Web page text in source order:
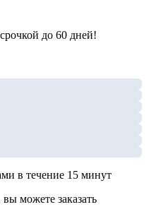
до 60 дней!
в течение 15 минут
можете заказать